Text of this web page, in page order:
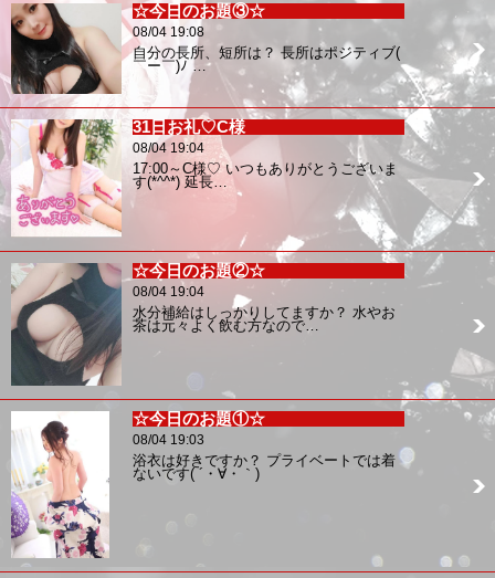
☆今日のお題③☆
08/04 19:08
自分の長所、短所は？ 長所はポジティブ(
￣ー￣)ﾉ …
31日お礼♡C様
08/04 19:04
17:00～C様♡ いつもありがとうございま
す(*^^*) 延長…
☆今日のお題②☆
08/04 19:04
水分補給はしっかりしてますか？ 水やお
茶は元々よく飲む方なので…
☆今日のお題①☆
08/04 19:03
浴衣は好きですか？ プライベートでは着
ないです( ´・∀・｀)